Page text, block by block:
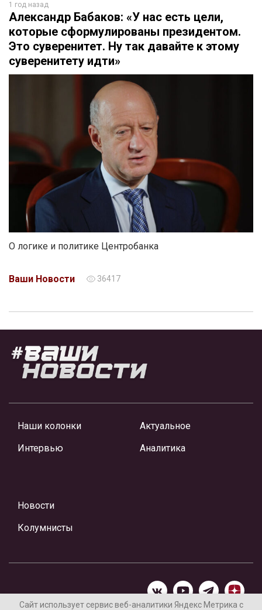
1 год назад
Александр Бабаков: «У нас есть цели,
которые сформулированы президентом.
Это суверенитет. Ну так давайте к этому
суверенитету идти»
О логике и политике Центробанка
Ваши Новости 36417
Наши колонки
Интервью
Актуальное
Аналитика
Новости
Колумнисты
Сайт использует сервис веб-аналитики Яндекс Метрика с